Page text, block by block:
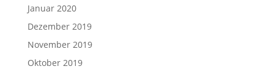
Januar 2020
Dezember 2019
November 2019
Oktober 2019